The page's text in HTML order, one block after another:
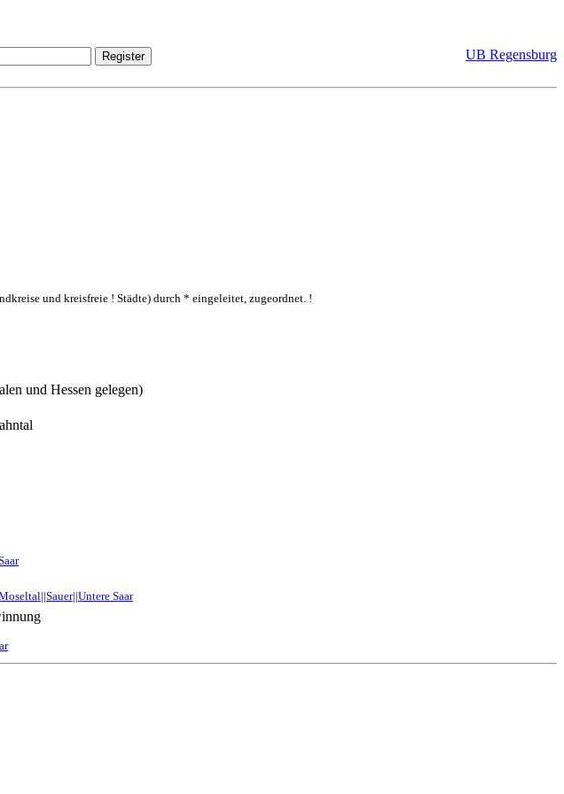
UB Regensburg
und kreisfreie ! Städte) durch * eingeleitet, zugeordnet. !
und Hessen gelegen)
Saar